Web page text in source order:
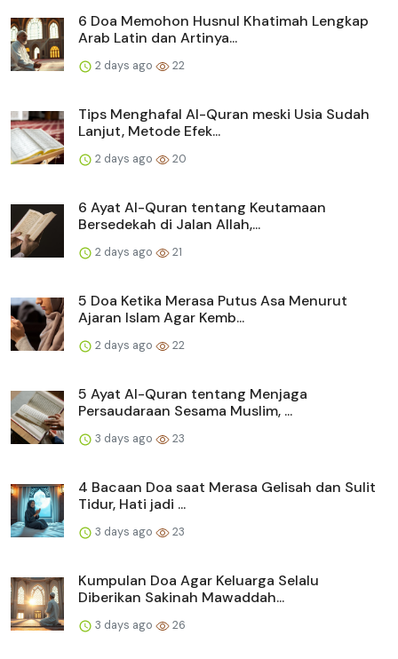
6 Doa Memohon Husnul Khatimah Lengkap
Arab Latin dan Artinya...
2 days ago 22
Tips Menghafal Al-Quran meski Usia Sudah
Lanjut, Metode Efek...
2 days ago 20
6 Ayat Al-Quran tentang Keutamaan
Bersedekah di Jalan Allah,...
2 days ago 21
5 Doa Ketika Merasa Putus Asa Menurut
Ajaran Islam Agar Kemb...
2 days ago 22
5 Ayat Al-Quran tentang Menjaga
Persaudaraan Sesama Muslim, ...
3 days ago 23
4 Bacaan Doa saat Merasa Gelisah dan Sulit
Tidur, Hati jadi ...
3 days ago 23
Kumpulan Doa Agar Keluarga Selalu
Diberikan Sakinah Mawaddah...
3 days ago 26